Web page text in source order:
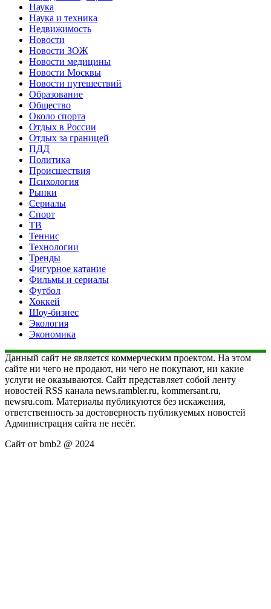
Наука
Наука и техника
Недвижимость
Новости
Новости ЗОЖ
Новости медицины
Новости Москвы
Новости путешествий
Образование
Общество
Около спорта
Отдых в России
Отдых за границей
ПДД
Политика
Происшествия
Психология
Рынки
Сериалы
Спорт
ТВ
Теннис
Технологии
Тренды
Фигурное катание
Фильмы и сериалы
Футбол
Хоккей
Шоу-бизнес
Экология
Экономика
Данный сайт не является коммерческим проектом. На этом
сайте ни чего не продают, ни чего не покупают, ни какие
услуги не оказываются. Сайт представляет собой ленту
новостей RSS канала news.rambler.ru, kommersant.ru,
newsru.com. Материалы публикуются без искажения,
ответственность за достоверность публикуемых новостей
Администрация сайта не несёт.
Сайт от bmb2 @ 2024